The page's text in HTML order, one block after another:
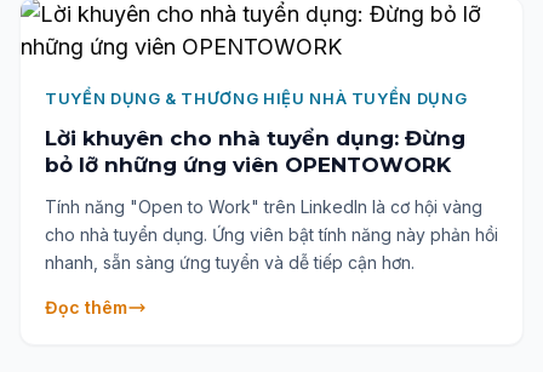
TUYỂN DỤNG & THƯƠNG HIỆU NHÀ TUYỂN DỤNG
Lời khuyên cho nhà tuyển dụng: Đừng
bỏ lỡ những ứng viên OPENTOWORK
Tính năng "Open to Work" trên LinkedIn là cơ hội vàng
cho nhà tuyển dụng. Ứng viên bật tính năng này phản hồi
nhanh, sẵn sàng ứng tuyển và dễ tiếp cận hơn.
Đọc thêm